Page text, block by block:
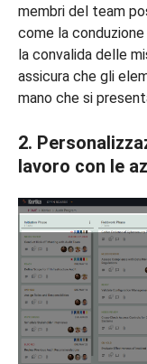
membri del team
come la
la convalida delle
assicura che gli
mano che si
2.
lavoro con le